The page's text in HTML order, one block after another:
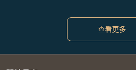
查看更多